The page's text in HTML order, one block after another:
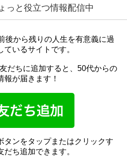
っと役立つ情報配信中
後から残りの人生を有意義に過
いるサイトです。
だちに追加すると、50代からの
報が届きます！
タンをタップまたはクリックす
ち追加できます。